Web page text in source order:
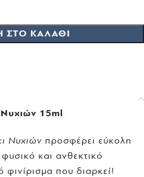
ΣΤΟ ΚΑΛΆΘΙ
Νυχιών 15ml
Νυχιών προσφέρει εύκολη
και ανθεκτικό
που διαρκεί!